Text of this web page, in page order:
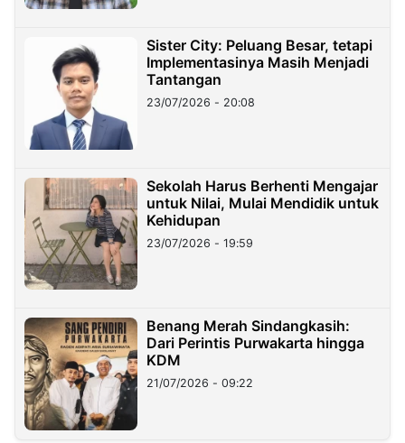
Sister City: Peluang Besar, tetapi
Implementasinya Masih Menjadi
Tantangan
23/07/2026 - 20:08
Sekolah Harus Berhenti Mengajar
untuk Nilai, Mulai Mendidik untuk
Kehidupan
23/07/2026 - 19:59
Benang Merah Sindangkasih:
Dari Perintis Purwakarta hingga
KDM
21/07/2026 - 09:22